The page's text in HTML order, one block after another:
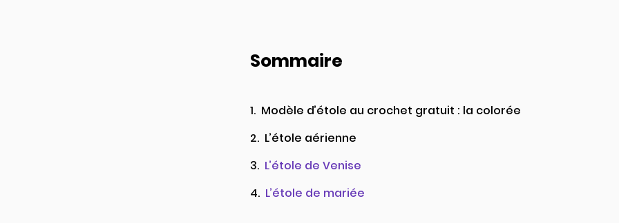
Sommaire
Modèle d’étole au crochet gratuit : la colorée
L’étole aérienne
L’étole de Venise
L’étole de mariée